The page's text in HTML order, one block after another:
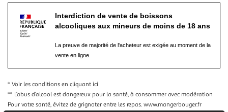
Interdiction de vente de boissons
alcooliques aux mineurs de moins de 18 ans
La preuve de majorité de l'acheteur est exigée au moment de la
vente en ligne.
* Voir les conditions en cliquant ici
** L’abus d’alcool est dangereux pour la santé, à consommer avec modération
Pour votre santé, évitez de grignoter entre les repas. www.mangerbouger.fr